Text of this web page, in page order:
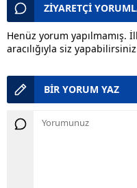
ZİYARETÇİ
Henüz yorum yapılmamış.
aracılığıyla siz
BİR YORUM YAZ